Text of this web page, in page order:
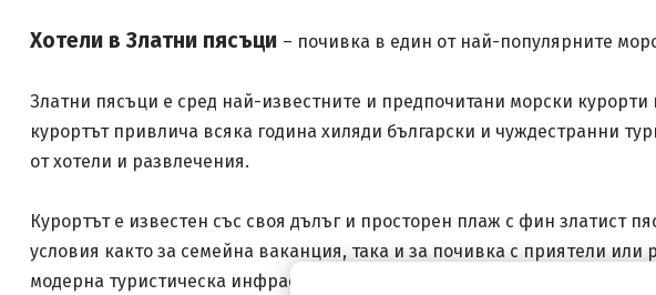
Хотели в Златни пясъци – почивка в един от най-популярните
Златни пясъци е сред най-известните и предпочитани морски
курортът привлича всяка година хиляди български и чуждестранни
от хотели и развлечения.
Курортът е известен със своя дълъг и просторен плаж с фин златист
условия както за семейна ваканция, така и за почивка с приятели
модерна туристическа инфраструктура и разнообразни възможности